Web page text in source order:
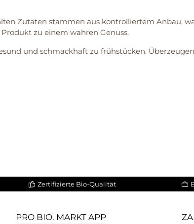
Zutaten stammen aus kontrolliertem Anbau,
zu einem wahren Genuss.
und schmackhaft zu frühstücken.
Zertifizierte Bio-Qualität
PRO BIO. MARKT APP